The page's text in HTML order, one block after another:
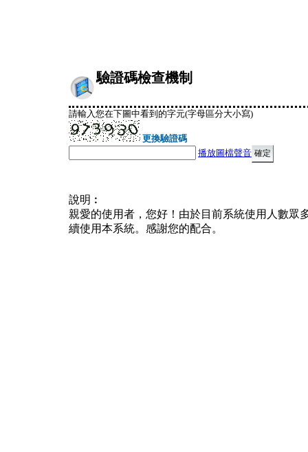
驗證碼檢查機制
請輸入您在下圖中看到的字元(字母區分大小寫)
更換驗證碼
播放圖檔聲音
說明︰
親愛的使用者，您好！由於目前系統使用人數眾
續使用本系統。感謝您的配合。